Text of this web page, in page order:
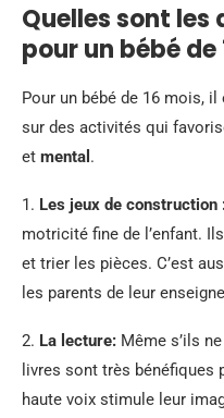
Quelles sont
pour un bébé de
Pour un bébé de 16 mois,
sur des activités qui
et mental .
1. Les jeux de construction
motricité fine de l’enfant.
et trier les pièces. C’est
les parents de leur
2. La lecture: Même s’ils
livres sont très bénéfiques
haute voix stimule leur